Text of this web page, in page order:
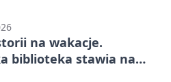
na wakacje.
biblioteka stawia na